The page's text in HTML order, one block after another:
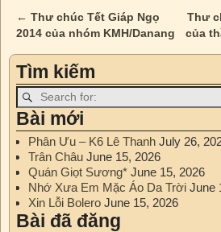
Post navigation
← Thư chúc Tết Giáp Ngọ
2014 của nhóm KMH/Danang
Thư
của
Tìm kiếm
Bài mới
Phân Ưu – K6 Lê Thanh July 26,
Trân Châu June 15, 2026
Quán Giọt Sương* June 15, 2026
Nhớ Xưa Em Mặc Áo Da Trời June
Xin Lỗi Bolero June 15, 2026
Bài đã đăng